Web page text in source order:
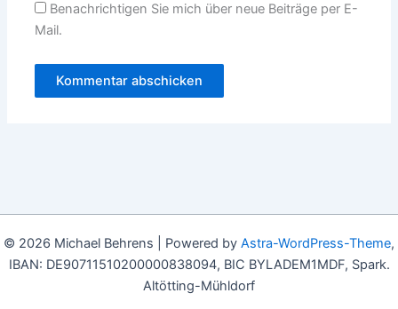
Benachrichtigen Sie mich über neue Beiträge per E-
Mail.
© 2026 Michael Behrens | Powered by Astra-WordPress-Theme,
IBAN: DE90711510200000838094, BIC BYLADEM1MDF, Spark.
Altötting-Mühldorf